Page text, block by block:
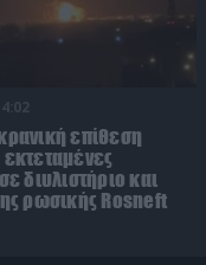
επίθεση
διυλιστήριο και
ρωσικής Rosneft